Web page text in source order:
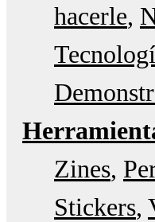
hacerle
Zines
Stickers